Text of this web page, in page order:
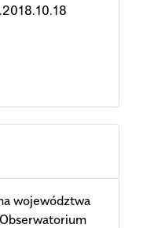
województwa